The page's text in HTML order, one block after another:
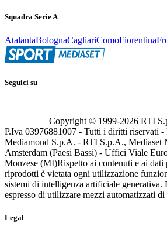
Squadra Serie A
AtalantaBolognaCagliariComoFiorentina
Seguici su
Copyright © 1999-2026 RTI
P.Iva 03976881007 - Tutti i diritti riservati -
Mediamond S.p.A. - RTI S.p.A., Mediaset
Amsterdam (Paesi Bassi) - Uffici Viale
Monzese (MI)Rispetto ai contenuti e ai dati
riprodotti è vietata ogni utilizzazione
sistemi di intelligenza artificiale generativa.
espresso di utilizzare mezzi automatizzati di
Legal